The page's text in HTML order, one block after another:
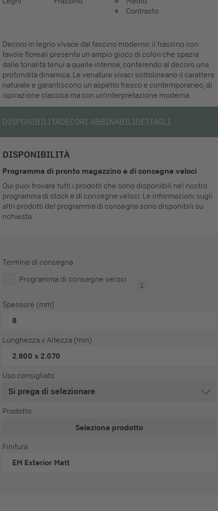
Contrasto
Decoro in legno vivace dal fascino moderno: il frassino con
tavole floreali presenta un ampio gioco di colori che spazia
dalle tonalità tenui a quelle intense, conferendo al decoro una
profondità dinamica. Le venature vivaci sottolineano il carattere
naturale e garantiscono un aspetto fresco e contemporaneo, di
ispirazione classica ma con un'interpretazione moderna.
DISPONIBILITÀDECORI ABBINABILIDETTAGLI
DISPONIBILITÀ
Programma di pronto magazzino e di consegne veloci
Qui puoi trovare tutti i prodotti che sono disponibili nel nostro
programma di stock e di consegne veloci. Le informazioni sugli
altri prodotti del programma di consegna sono disponibili su
richiesta.
Termine di consegna
Programma di consegne veloci
Spessore (mm)
8
Lunghezza x Altezza (mm)
2.800 x 2.070
Uso consigliato
Prodotto
Seleziona prodotto
Finitura
EM Exterior Matt